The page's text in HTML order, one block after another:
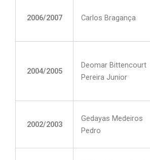
2006/2007 Carlos Bragança
2004/2005
Deomar Bittencourt
Pereira Junior
2002/2003
Gedayas Medeiros
Pedro